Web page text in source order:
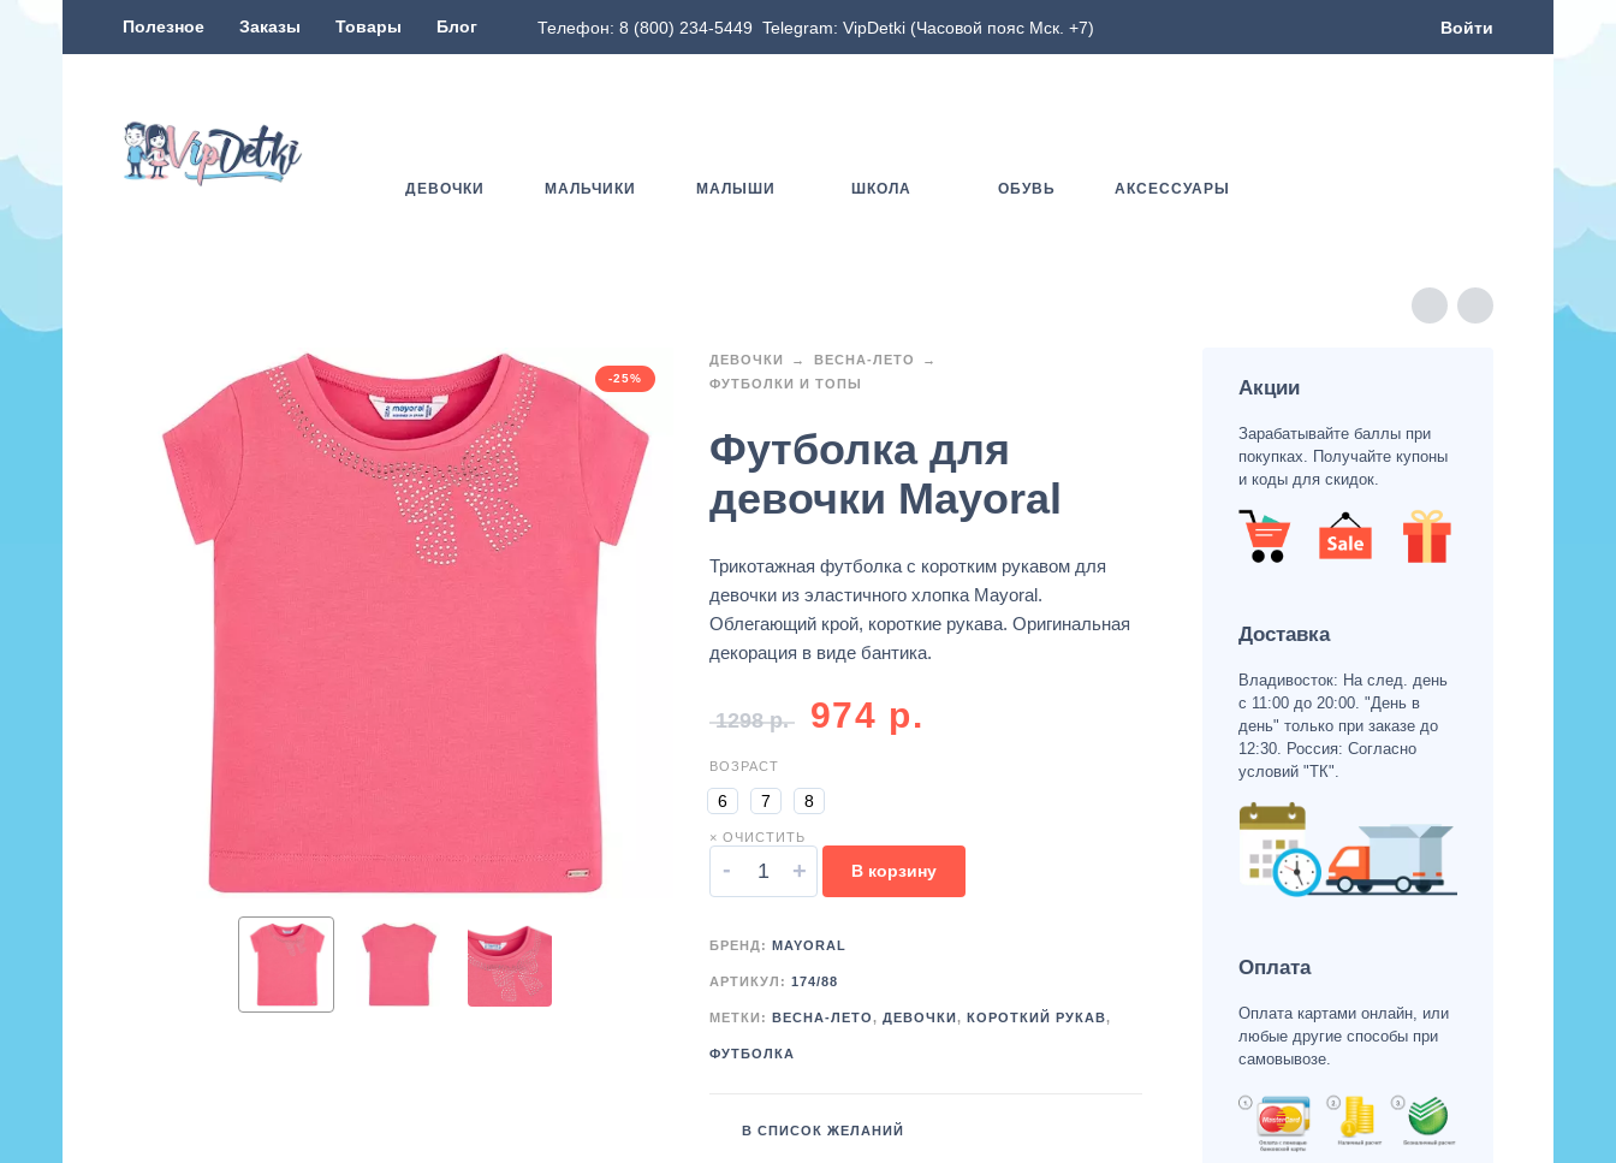
Полезное Заказы Товары Блог Телефон: 8 (800) 234-5449 Telegram: VipDetki (Часовой пояс Мск. +7) Войти
ДЕВОЧКИ МАЛЬЧИКИ МАЛЫШИ ШКОЛА ОБУВЬ АКСЕССУАРЫ
-25%
ДЕВОЧКИ
ВЕСНА-ЛЕТО
ФУТБОЛКИ И ТОПЫ
Футболка для
девочки Mayoral
Трикотажная футболка с коротким рукавом для
девочки из эластичного хлопка Mayoral.
Облегающий крой, короткие рукава. Оригинальная
декорация в виде бантика.
1298р. 974 р.
ВОЗРАСТ
6 7 8
× ОЧИСТИТЬ
- + В корзину
БРЕНД: MAYORAL
АРТИКУЛ: 174/88
МЕТКИ: ВЕСНА-ЛЕТО, ДЕВОЧКИ , КОРОТКИЙ РУКАВ,
ФУТБОЛКА
В СПИСОК ЖЕЛАНИЙ
Акции
Зарабатывайте баллы при
покупках. Получайте купоны
и коды для скидок.
Доставка
Владивосток: На след. день
с 11:00 до 20:00. "День в
день" только при заказе до
12:30. Россия: Согласно
условий "ТК".
Оплата
Оплата картами онлайн, или
любые другие способы при
самовывозе.